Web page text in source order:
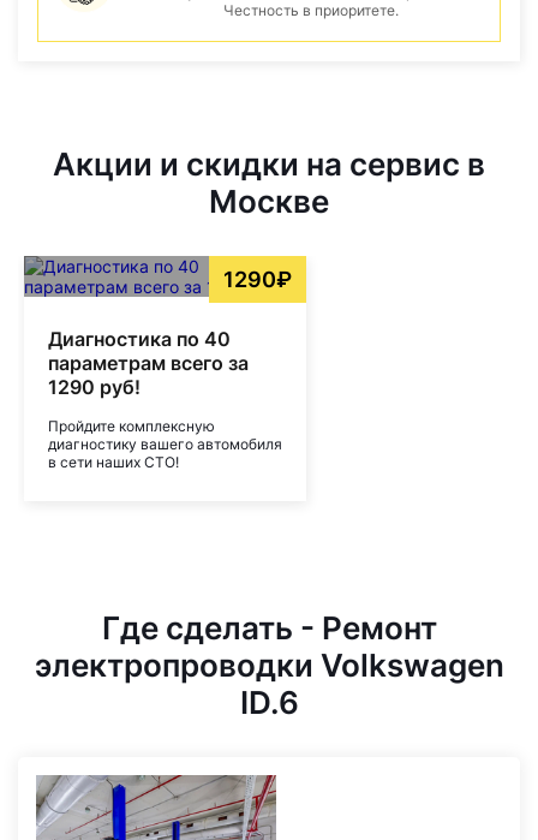
Честность в приоритете.
Акции и скидки на сервис в
Москве
1290₽
Диагностика по 40
параметрам всего за
1290 руб!
Пройдите комплексную
диагностику вашего автомобиля
в сети наших СТО!
Где сделать - Ремонт
электропроводки Volkswagen
ID.6